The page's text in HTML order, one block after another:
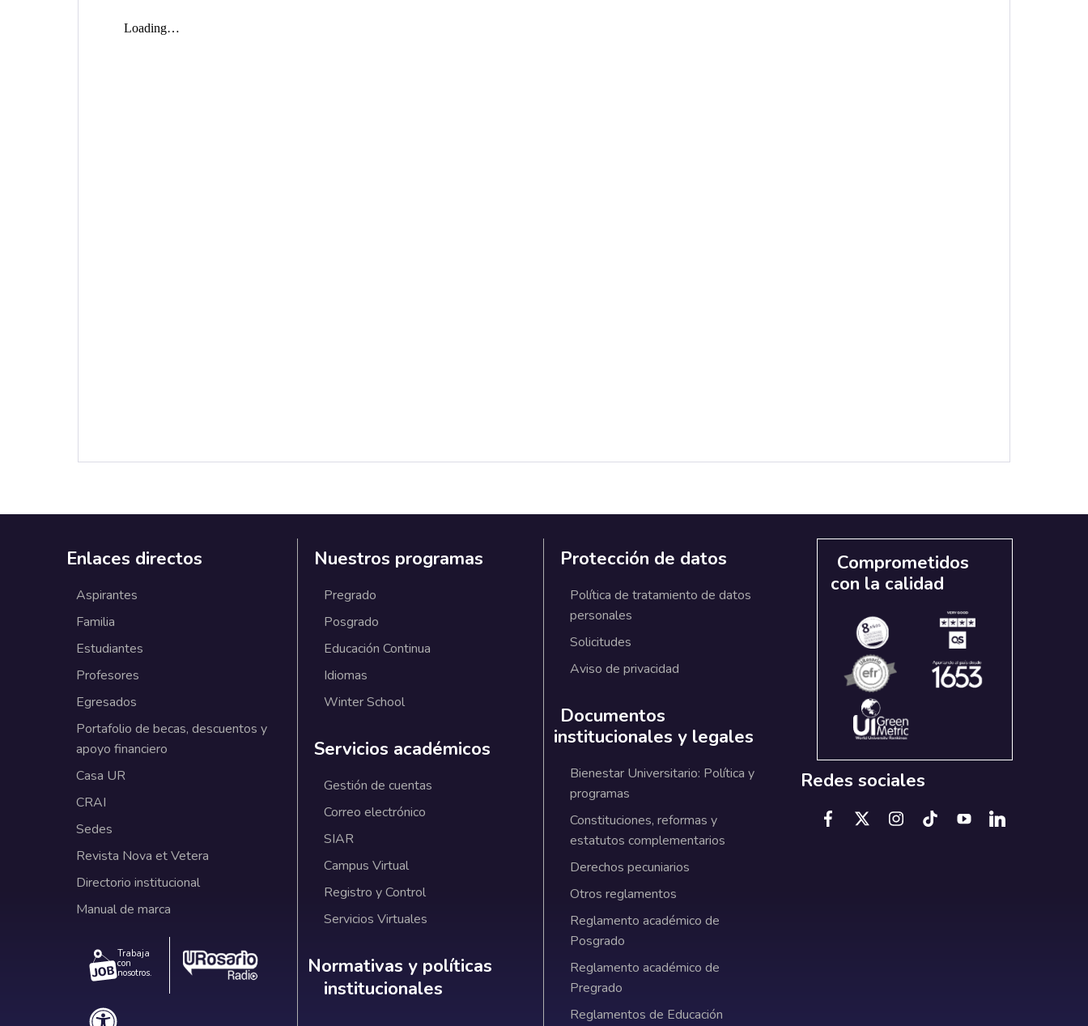
Enlaces directos
Aspirantes
Familia
Estudiantes
Profesores
Egresados
Portafolio de becas, descuentos y
apoyo financiero
Casa UR
CRAI
Sedes
Revista Nova et Vetera
Directorio institucional
Manual de marca
Trabaja
con
nosotros.
Nuestros programas
Pregrado
Posgrado
Educación Continua
Idiomas
Winter School
Servicios académicos
Gestión de cuentas
Correo electrónico
SIAR
Campus Virtual
Registro y Control
Servicios Virtuales
Normativas y políticas institucionales
Normativas y políticas
institucionales
Protección de datos
Política de tratamiento de datos
personales
Solicitudes
Aviso de privacidad
Documentos
institucionales y legales
Bienestar Universitario: Política y
programas
Constituciones, reformas y
estatutos complementarios
Derechos pecuniarios
Otros reglamentos
Reglamento académico de
Posgrado
Reglamento académico de
Pregrado
Reglamentos de Educación
Comprometidos
con la calidad
Redes sociales